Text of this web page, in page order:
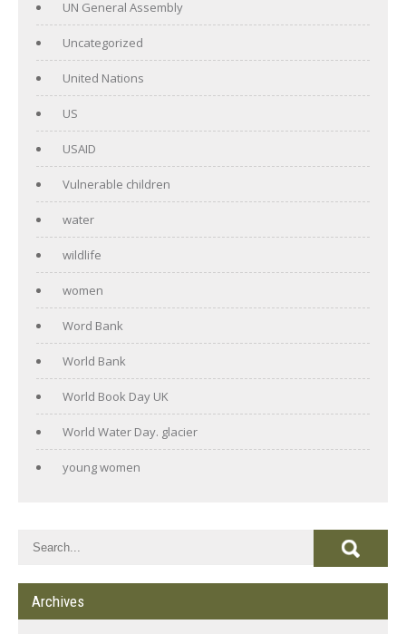
UN General Assembly
Uncategorized
United Nations
US
USAID
Vulnerable children
water
wildlife
women
Word Bank
World Bank
World Book Day UK
World Water Day. glacier
young women
Archives